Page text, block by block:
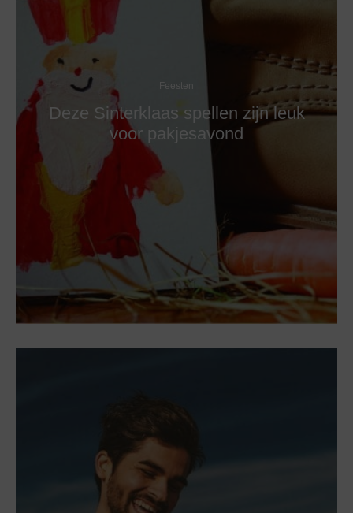
Feesten
Deze Sinterklaas spellen zijn leuk
voor pakjesavond